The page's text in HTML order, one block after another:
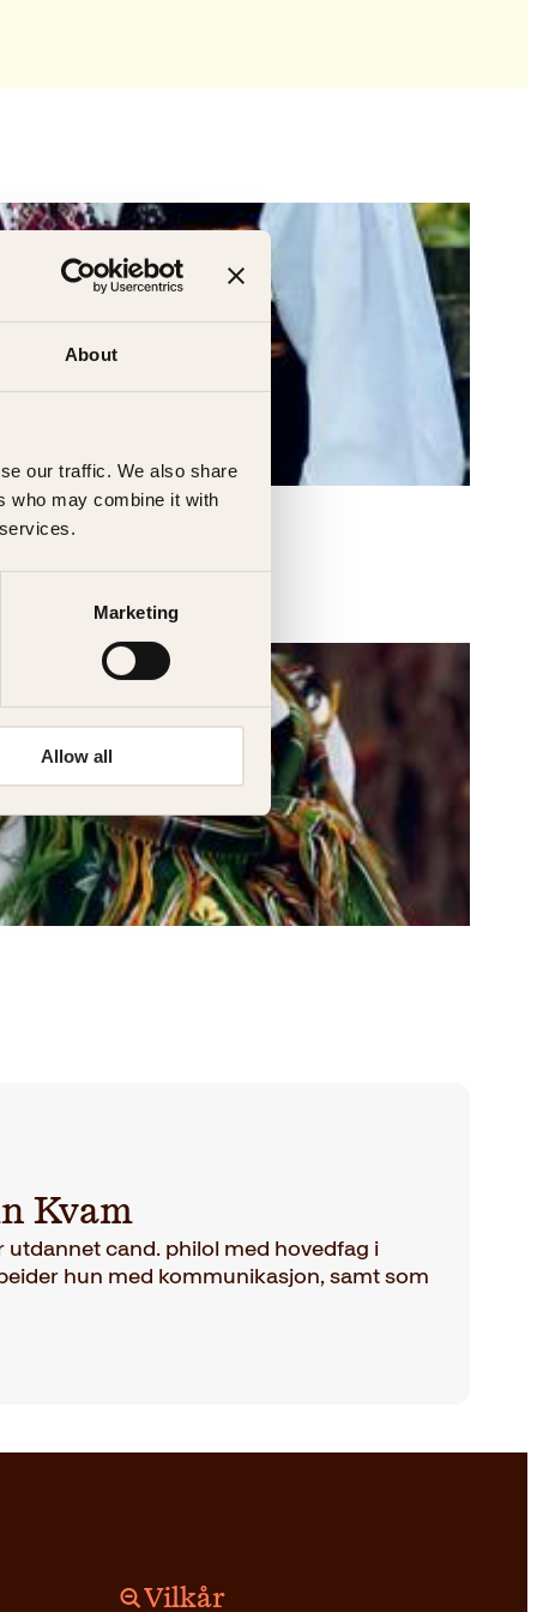
About
our traffic. We also share
who may combine it with
Marketing
Allow all
Kvam
utdannet cand. philol med hovedfag i
hun med kommunikasjon, samt som
Vilkår